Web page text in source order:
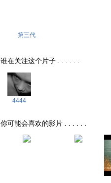
第三代
谁在关注这个片子 . . . . . .
4444
你可能会喜欢的影片 . . . . . .